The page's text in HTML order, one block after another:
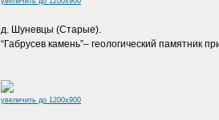
д. Шуневцы (Старые).
“Габрусев камень”– геологический памятник
увеличить до 1200x900